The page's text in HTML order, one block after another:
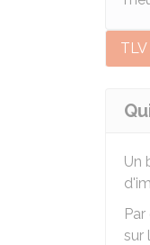
TLV
Un
sur